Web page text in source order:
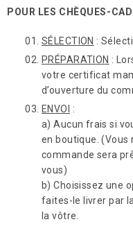
POUR LES CHÈQUES-
SÉLECTION :
PRÉPARATION :
votre certificat
d’ouverture du
ENVOI
:
a) Aucun frais si
en boutique. (Vous
commande sera
vous)
b) Choisissez une
faites-le livrer par
la vôtre.